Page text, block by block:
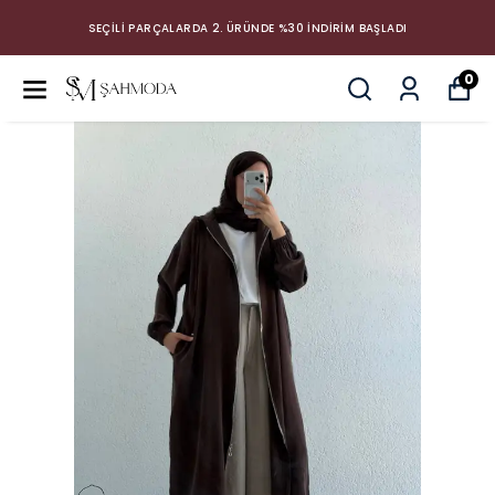
SEÇİLİ PARÇALARDA 2. ÜRÜNDE %30 İNDİRİM BAŞLADI
0